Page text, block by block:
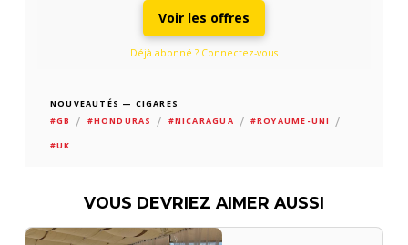
Voir les offres
Déjà abonné ? Connectez-vous
NOUVEAUTÉS — CIGARES
#GB
/ #HONDURAS / #NICARAGUA / #ROYAUME-UNI /
#UK
VOUS DEVRIEZ AIMER AUSSI